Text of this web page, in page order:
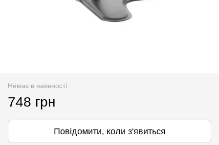
Немає в наявності
748 грн
Повідомити, коли з'явиться